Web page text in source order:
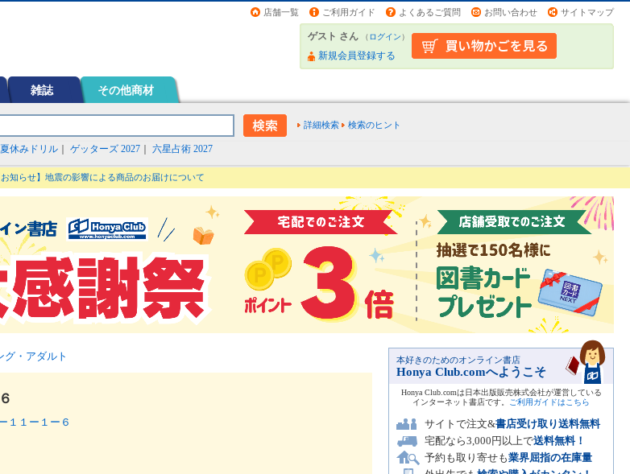
店舗一覧 ご利用ガイド よくあるご質問 お問い合わせ サイトマップ
ゲスト さん （ログイン）
新規会員登録する
雑誌 その他商材
詳細検索 検索のヒント
夏休みドリル ゲッターズ 2027 六星占術 2027
お知らせ】地震の影響による商品のお届けについて
グ・アダルト
１１ー１ー６
本好きのためのオンライン書店
Honya Club.comへようこそ
Honya Club.comは日本出版販売株式会社が運営している
インターネット書店です。
ご利用ガイドはこちら
サイトで注文&書店受け取り送料無料
宅配なら3,000円以上で送料無料！
予約も取り寄せも業界屈指の在庫量